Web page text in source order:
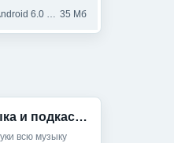
Android 6.0 и выше 35 Мб
Spotify: музыка и подкасты (Мод, Всё разблокировано)
всю музыку